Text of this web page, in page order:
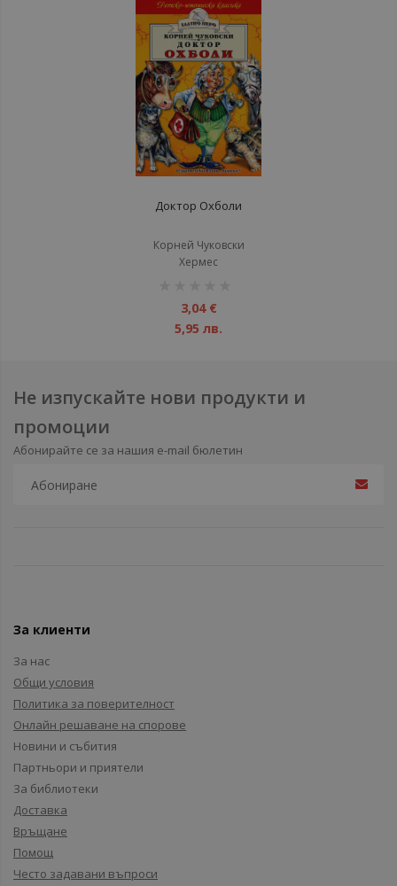
Доктор Охболи
Корней Чуковски
Хермес
3,04 €
5,95 лв.
Не изпускайте нови продукти и
промоции
Абонирайте се за нашия e-mail бюлетин
За клиенти
За нас
Общи условия
Политика за поверителност
Онлайн решаване на спорове
Новини и събития
Партньори и приятели
За библиотеки
Доставка
Връщане
Помощ
Често задавани въпроси